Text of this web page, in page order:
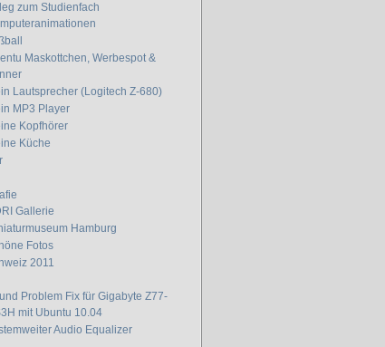
zum Studienfach
Maskottchen, Werbespot &
Lautsprecher (Logitech Z-680)
MP3 Player
Kopfhörer
Küche
Gallerie
Hamburg
Fotos
2011
Problem Fix für Gigabyte Z77-
mit Ubuntu 10.04
Audio Equalizer